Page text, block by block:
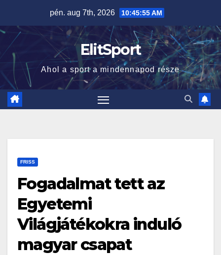
content
pén. aug 7th, 2026 10:45:56 AM
ElitSport
Ahol a sport a mindennapod része
FRISS
Fogadalmat tett az
Egyetemi
Világjátékokra induló
magyar csapat